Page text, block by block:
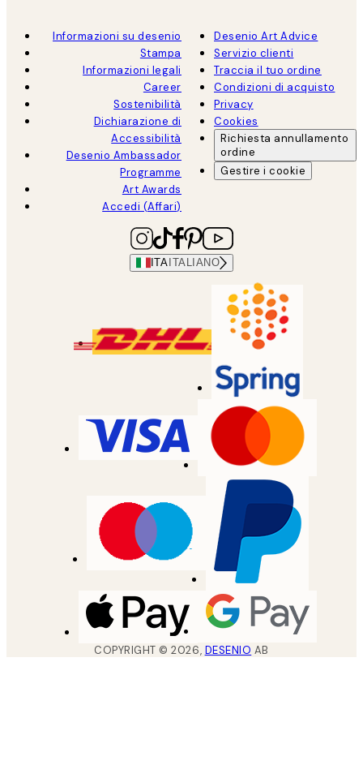
Informazioni su desenio
Stampa
Informazioni legali
Career
Sostenibilità
Dichiarazione di
Accessibilità
Desenio Ambassador
Programme
Art Awards
Accedi (Affari)
Desenio Art Advice
Servizio clienti
Traccia il tuo ordine
Condizioni di acquisto
Privacy
Cookies
Richiesta annullamento
ordine
Gestire i cookie
ITA ITALIANO
COPYRIGHT ©2026, DESENIO AB